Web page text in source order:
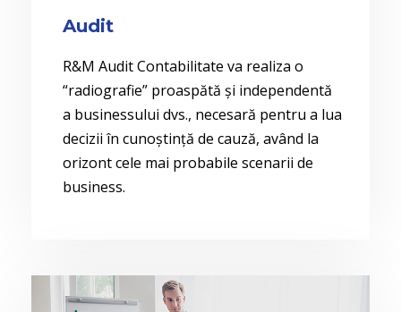
Audit
R&M Audit Contabilitate va realiza o
“radiografie” proaspătă și independentă
a businessului dvs., necesară pentru a lua
decizii în cunoștință de cauză, având la
orizont cele mai probabile scenarii de
business.